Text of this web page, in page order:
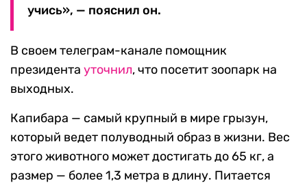
учись», — пояснил он.
В своем телеграм-канале помощник
президента уточнил, что посетит зоопарк на
выходных.
Капибара — самый крупный в мире грызун,
который ведет полуводный образ в жизни. Вес
этого животного может достигать до 65 кг, а
размер — более 1,3 метра в длину. Питается